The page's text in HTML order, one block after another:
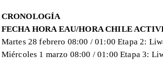
CRONOLOGÍA
FECHA HORA EAU/HORA CHILE
Martes 28 febrero 08:00 / 01:00 Etapa 2:
Miércoles 1 marzo 08:00 / 01:00 Etapa 3: